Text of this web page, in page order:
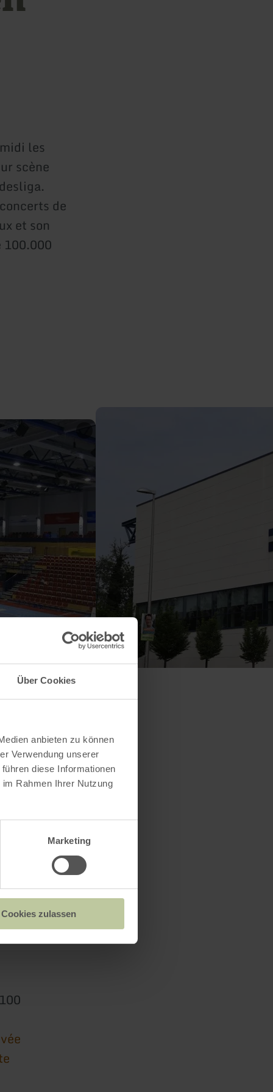
Über Cookies
anbieten zu können
Verwendung unserer
diese Informationen
Rahmen Ihrer Nutzung
Marketing
Cookies zulassen
les
scène
de
et son